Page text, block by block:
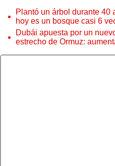
Plantó un árbol durante 40
hoy es un bosque casi 6
Parque de las Leyendas
Dubái apuesta por un
estrecho de Ormuz: